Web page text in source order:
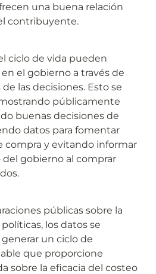
una buena relación
contribuyente.
ciclo de vida pueden
el gobierno a través de
las decisiones. Esto se
públicamente
buenas decisiones de
datos para fomentar
compra y evitando informar
gobierno al comprar
públicas sobre la
los datos se
un ciclo de
que proporcione
sobre la eficacia del costeo